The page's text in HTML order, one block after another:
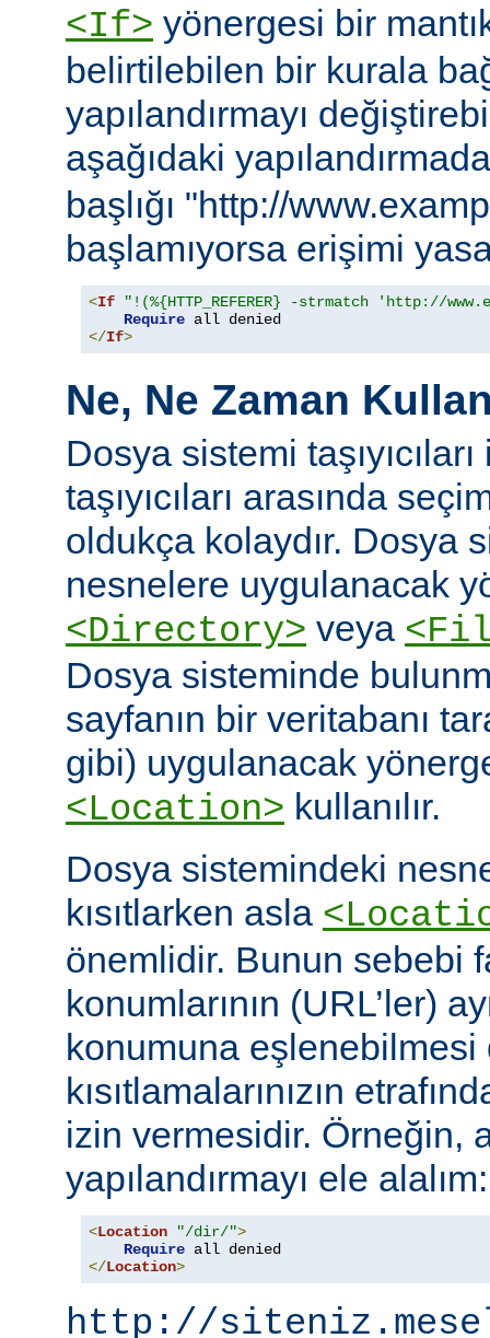
<If> yönergesi bir
belirtilebilen bir kurala
yapılandırmayı
aşağıdaki
başlığı "http://
başlamıyorsa erişimi
<If
"!(%{HTTP_REFERER} -strmatch 'http://
Require
</If>
Ne, Ne Zaman
Dosya sistemi
taşıyıcıları arasında
oldukça kolaydır. Dosya
nesnelere uygulanacak
<Directory> veya
Dosya sisteminde
sayfanın bir veritabanı
gibi) uygulanacak
<Location> kullanılır.
Dosya sistemindeki
kısıtlarken asla
önemlidir. Bunun sebebi
konumlarının (URL’ler)
konumuna eşlenebilmesi
kısıtlamalarınızın
izin vermesidir. Örneğin,
yapılandırmayı ele alalım:
<Location "/dir/">
Require
</Location>
http://